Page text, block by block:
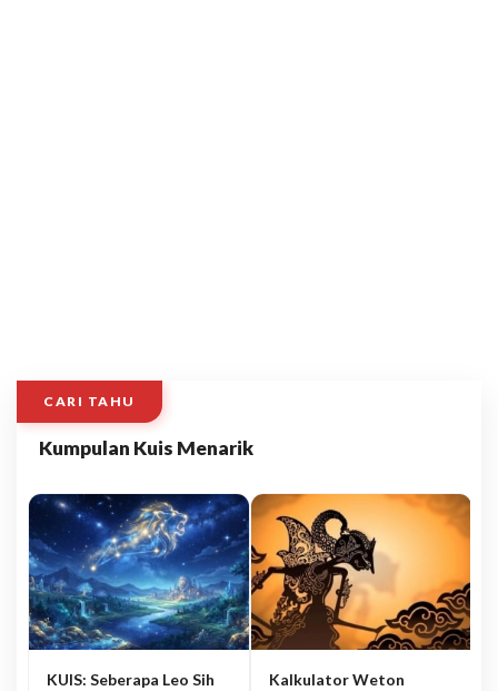
CARI TAHU
Kumpulan Kuis Menarik
KUIS: Seberapa Leo Sih
Kalkulator Weton